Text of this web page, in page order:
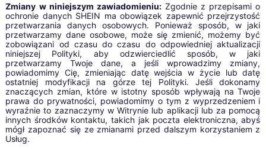
Zmiany w niniejszym zawiadomieniu: Zgodnie z przepisami o
ochronie danych SHEIN ma obowiązek zapewnić przejrzystość
przetwarzania danych osobowych. Ponieważ sposób, w jaki
przetwarzamy dane osobowe, może się zmienić, możemy być
zobowiązani od czasu do czasu do odpowiedniej aktualizacji
niniejszej Polityki, aby odzwierciedlić sposób, w jaki
przetwarzamy Twoje dane, a jeśli wprowadzimy zmiany,
powiadomimy Cię, zmieniając datę wejścia w życie lub datę
ostatniej modyfikacji na górze tej Polityki. Jeśli dokonamy
znaczących zmian, które w istotny sposób wpływają na Twoje
prawa do prywatności, powiadomimy o tym z wyprzedzeniem i
wyraźnie to zaznaczymy w Witrynie lub aplikacji lub za pomocą
innych środków kontaktu, takich jak poczta elektroniczna, abyś
mógł zapoznać się ze zmianami przed dalszym korzystaniem z
Usług.